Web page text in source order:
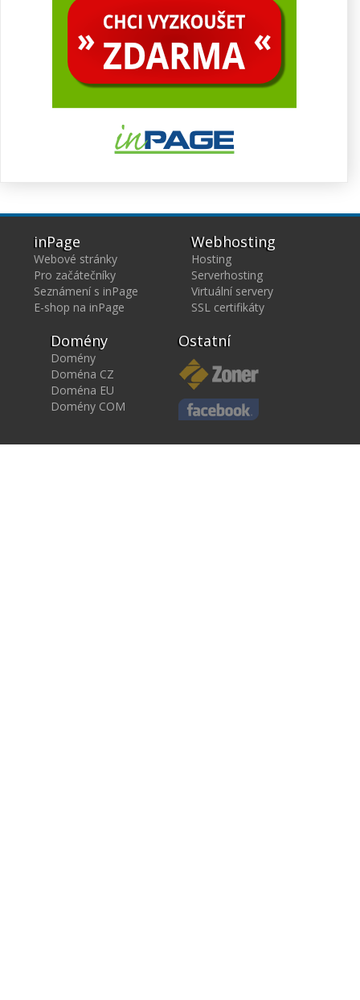
inPage
Webové stránky
Pro začátečníky
Seznámení s inPage
E-shop na inPage
Webhosting
Hosting
Serverhosting
Virtuální servery
SSL certifikáty
Domény
Domény
Doména CZ
Doména EU
Domény COM
Ostatní